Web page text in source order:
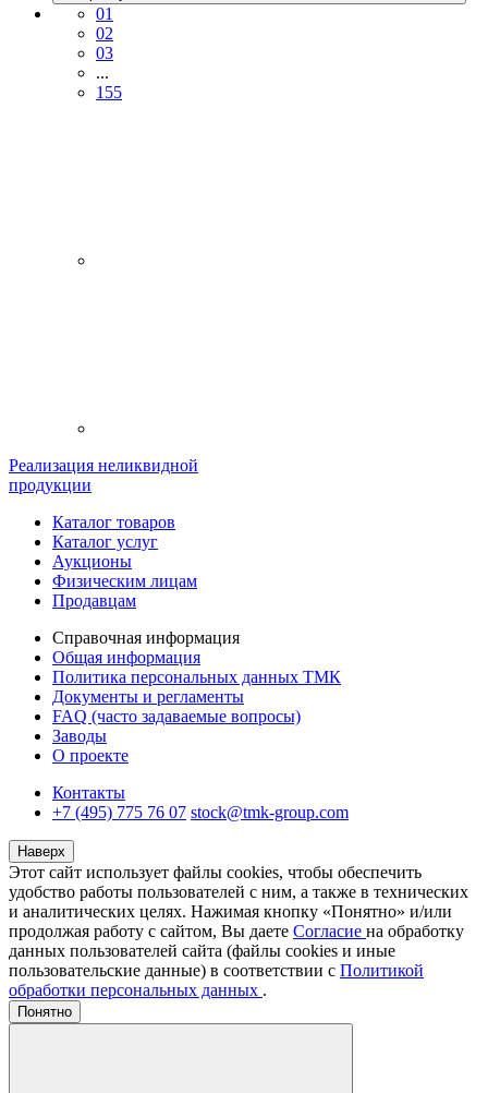
01
02
03
...
155
Реализация неликвидной
продукции
Каталог товаров
Каталог услуг
Аукционы
Физическим лицам
Продавцам
Справочная информация
Общая информация
Политика персональных данных ТМК
Документы и регламенты
FAQ (часто задаваемые вопросы)
Заводы
О проекте
Контакты
+7 (495) 775 76 07 stock@tmk-group.com
Наверх
Этот сайт использует файлы cookies, чтобы обеспечить
удобство работы пользователей с ним, а также в технических
и аналитических целях. Нажимая кнопку «Понятно» и/или
продолжая работу с сайтом, Вы даете Согласие на обработку
данных пользователей сайта (файлы cookies и иные
пользовательские данные) в соответствии с Политикой
обработки персональных данных .
Понятно